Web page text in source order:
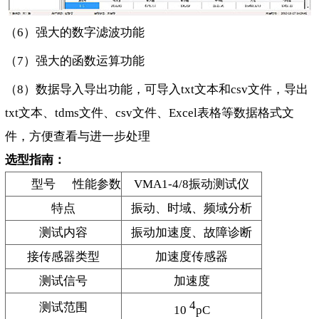
（6）强大的数字滤波功能
（7）强大的函数运算功能
（8）数据导入导出功能，可导入txt文本和csv文件，导出
txt文本、tdms文件、csv文件、Excel表格等数据格式文
件，方便查看与进一步处理
选型指南：
型号 性能参数
VMA1-4/8振动测试仪
特点
振动、时域、频域分析
测试内容
振动加速度、故障诊断
接传感器类型
加速度传感器
测试信号
加速度
测试范围
10 4pC